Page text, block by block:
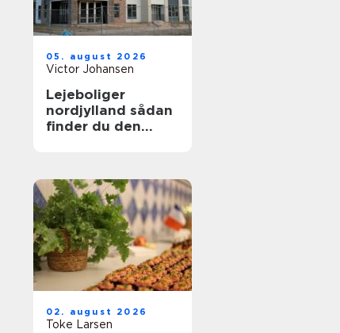
05. august 2026
Victor Johansen
Lejeboliger
nordjylland sådan
finder du den
02. august 2026
Toke Larsen